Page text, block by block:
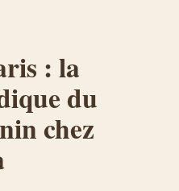
: la
du
chez